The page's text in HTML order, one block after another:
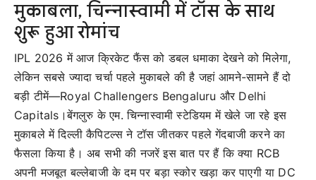
मुकाबला, चिन्नास्वामी में टॉस के साथ
शुरू हुआ रोमांच
IPL 2026 में आज क्रिकेट फैंस को डबल धमाका देखने को मिलेगा,
लेकिन सबसे ज्यादा चर्चा पहले मुकाबले की है जहां आमने-सामने हैं दो
बड़ी टीमें—Royal Challengers Bengaluru और Delhi
Capitals ।बेंगलुरु के एम. चिन्नास्वामी स्टेडियम में खेले जा रहे इस
मुकाबले में दिल्ली कैपिटल्स ने टॉस जीतकर पहले गेंदबाजी करने का
फैसला किया है। अब सभी की नजरें इस बात पर हैं कि क्या RCB
अपनी मजबूत बल्लेबाजी के दम पर बड़ा स्कोर खड़ा कर पाएगी या DC